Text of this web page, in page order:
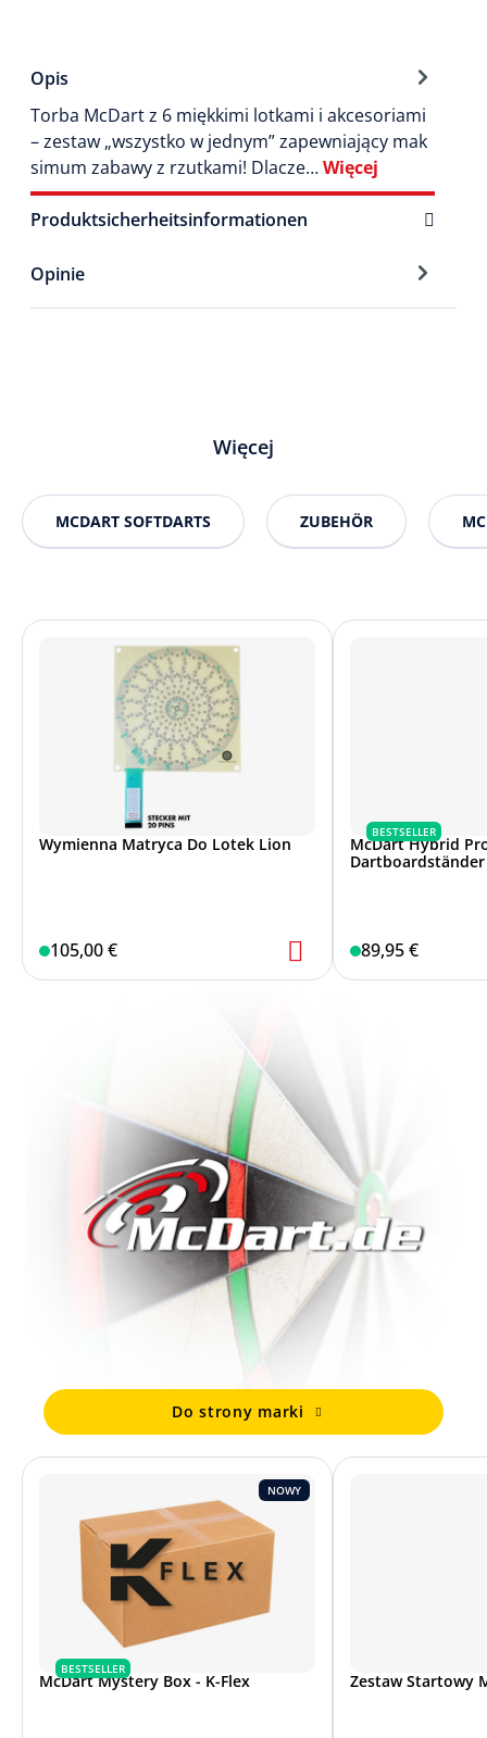
Opis
Torba McDart z 6 miękkimi lotkami i akcesoriami
– zestaw „wszystko w jednym” zapewniający mak
simum zabawy z rzutkami! Dlacze…Więcej
Produktsicherheitsinformationen
Opinie
Więcej
MCDART SOFTDARTS ZUBEHÖR
Wymienna Matryca Do Lotek Lion
105,00 €
BESTSELLER
McDart Hybrid
Dartboardständer
89,95 €
Do strony marki
NOWY
BESTSELLER
McDart Mystery Box - K-Flex Zestaw Startowy